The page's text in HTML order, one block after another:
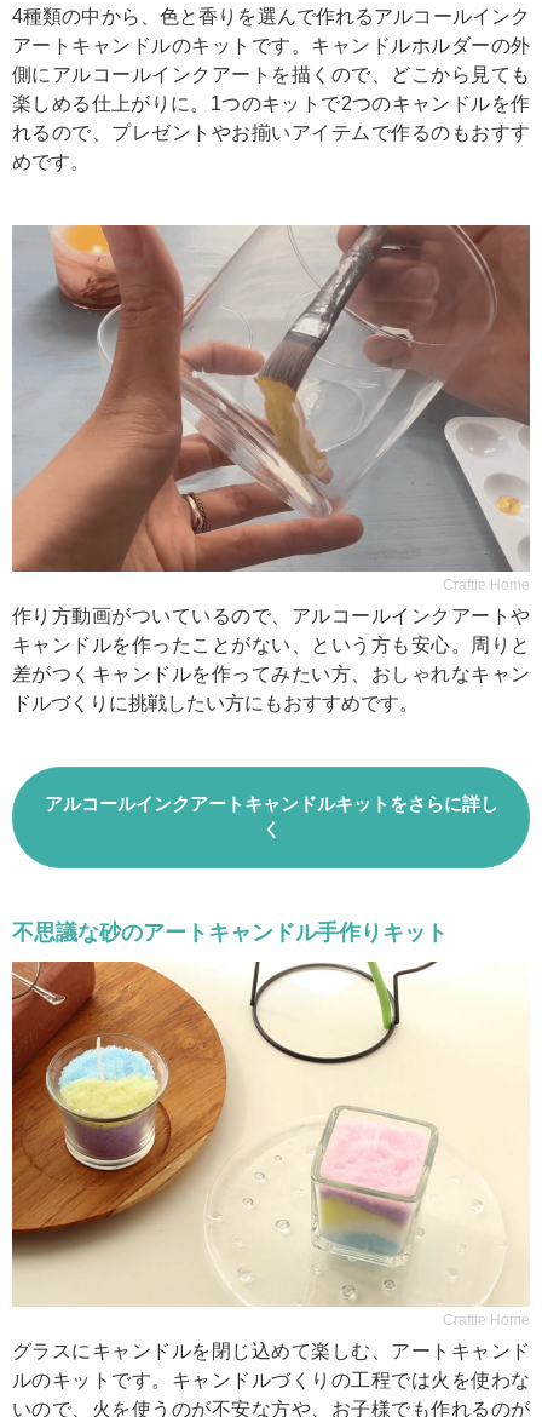
4種類の中から、色と香りを選んで作れるアルコールインク
アートキャンドルのキットです。キャンドルホルダーの外
側にアルコールインクアートを描くので、どこから見ても
楽しめる仕上がりに。1つのキットで2つのキャンドルを作
れるので、プレゼントやお揃いアイテムで作るのもおすす
めです。
Craftie Home
作り方動画がついているので、アルコールインクアートや
キャンドルを作ったことがない、という方も安心。周りと
差がつくキャンドルを作ってみたい方、おしゃれなキャン
ドルづくりに挑戦したい方にもおすすめです。
アルコールインクアートキャンドルキットをさらに詳し
く
不思議な砂のアートキャンドル手作りキット
Craftie Home
グラスにキャンドルを閉じ込めて楽しむ、アートキャンド
ルのキットです。キャンドルづくりの工程では火を使わな
いので、火を使うのが不安な方や、お子様でも作れるのが